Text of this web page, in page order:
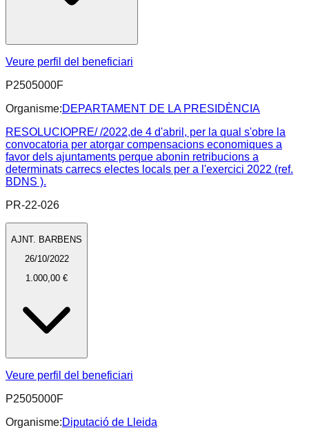
Veure perfil del beneficiari
P2505000F
Organisme:DEPARTAMENT DE LA PRESIDÈNCIA
RESOLUCIOPRE/ /2022,de 4 d'abril, per la qual s'obre la
convocatoria per atorgar compensacions economiques a
favor dels ajuntaments perque abonin retribucions a
determinats carrecs electes locals per a l'exercici 2022 (ref.
BDNS ).
PR-22-026
AJNT. BARBENS
26/10/2022
1.000,00 €
Veure perfil del beneficiari
P2505000F
Organisme:Diputació de Lleida